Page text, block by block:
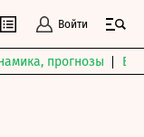
Войти
прогнозы